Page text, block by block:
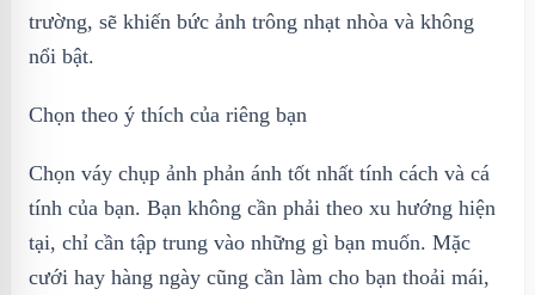
trường, sẽ khiến bức ảnh trông nhạt nhòa và không
nổi bật.
Chọn theo ý thích của riêng bạn
Chọn váy chụp ảnh phản ánh tốt nhất tính cách và cá
tính của bạn. Bạn không cần phải theo xu hướng hiện
tại, chỉ cần tập trung vào những gì bạn muốn. Mặc
cưới hay hàng ngày cũng cần làm cho bạn thoải mái,